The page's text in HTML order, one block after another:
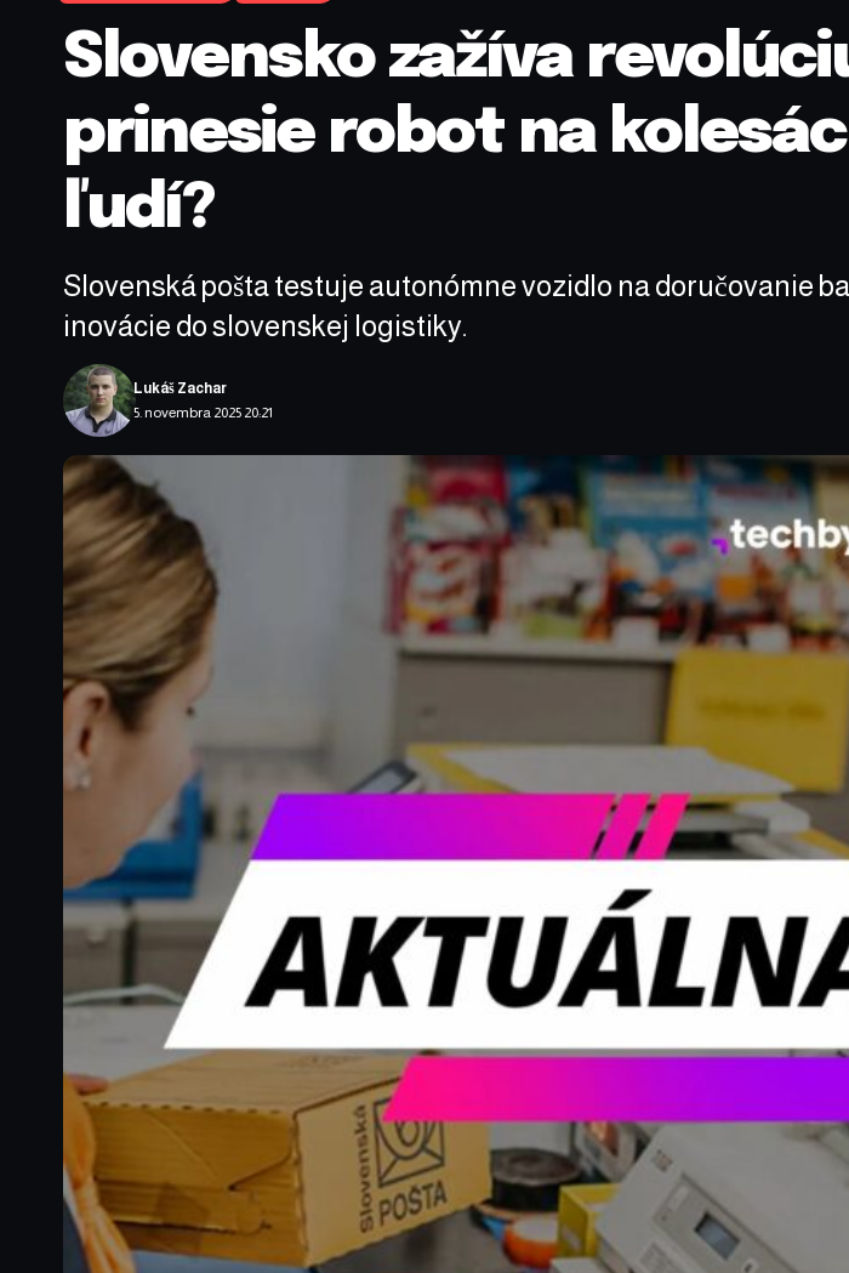
Slovensko zažíva
prinesie robot na
ľudí?
Slovenská pošta testuje autonómne vozidlo na doručovanie
inovácie do slovenskej logistiky.
5. novembra 2025 20:21
Lukáš Zachar